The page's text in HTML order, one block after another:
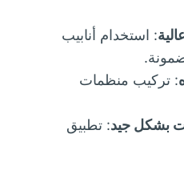
: استخدام أنابيب
: تركيب منظمات
بشكل جيد: تطبيق